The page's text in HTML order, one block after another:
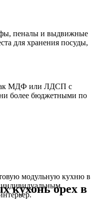
пеналы и выдвижные
для хранения посуды,
как МДФ или ЛДСП с
более бюджетными по
модульную кухню в
индивидуальным
кухонь орех в